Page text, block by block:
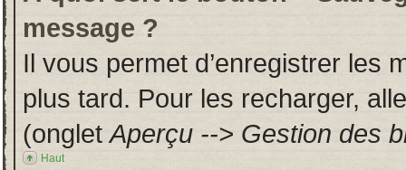
message ?
Il vous permet d’enregistrer les
plus tard. Pour les recharger,
(ongletAperçu --> Gestion des
Haut